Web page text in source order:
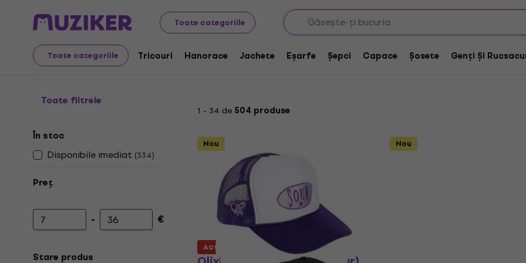
Toate categoriile
Toate categoriile Tricouri Hanorace Jachete Eșarfe Șepci Capace Șosete Genți Și
Merch Produse Muzicale Șepci
Șepci de muzică
Toate filtrele
În stoc
Disponibile imediat (334)
Preț
Prețul minim
- Prețul maxim€
Stare produs
1 - 34 de 504 produse
Nou Nou
Acțiune